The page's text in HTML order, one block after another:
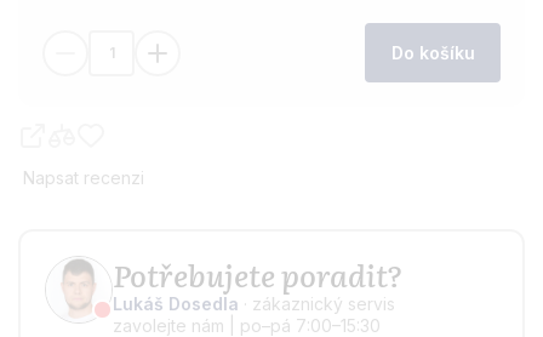
Do košíku
Napsat recenzi
Potřebujete poradit?
Lukáš Dosedla · zákaznický servis
zavolejte nám | po–pá 7:00–15:30